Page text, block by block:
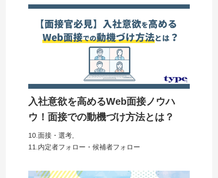
入社意欲を高めるWeb面接ノウハ
ウ！面接での動機づけ方法とは？
10.面接・選考,
11.内定者フォロー・候補者フォロー